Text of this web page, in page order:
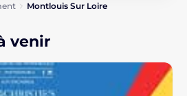
Montlouis Sur Loire
venir